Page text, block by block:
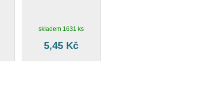
skladem 1631 ks
5,45 Kč